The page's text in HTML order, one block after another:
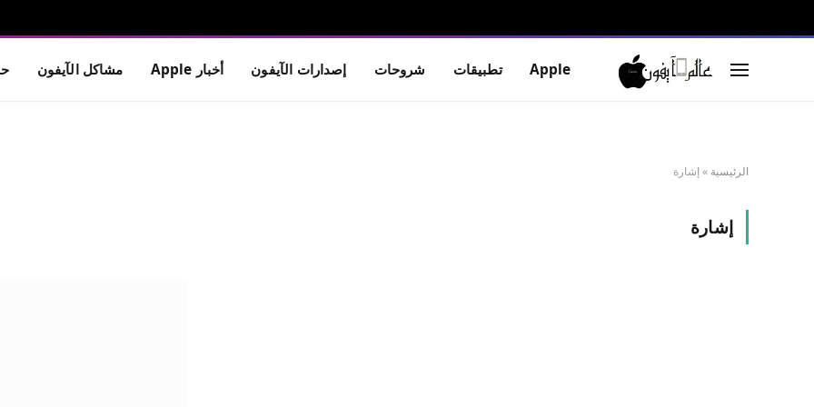
Apple تطبيقات شروحات إصدارات الآيفون أخبار Apple مشاكل الآيفون
الرئيسية » إشارة
إشارة